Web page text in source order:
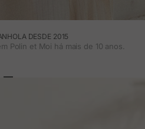
DESDE 2015
Polin et Moi há mais de 10 anos.